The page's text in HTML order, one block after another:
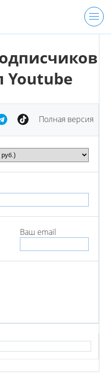
Youtube
Полная версия
Ваш email